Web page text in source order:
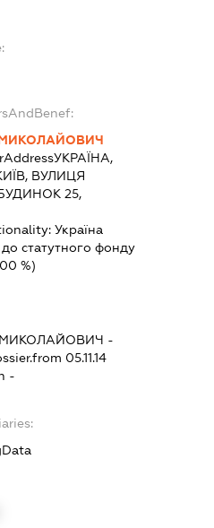
МИКОЛАЙОВИЧ
УКРАЇНА,
ВУЛИЦЯ
25,
Україна
статутного фонду
%)
МИКОЛАЙОВИЧ -
05.11.14
-